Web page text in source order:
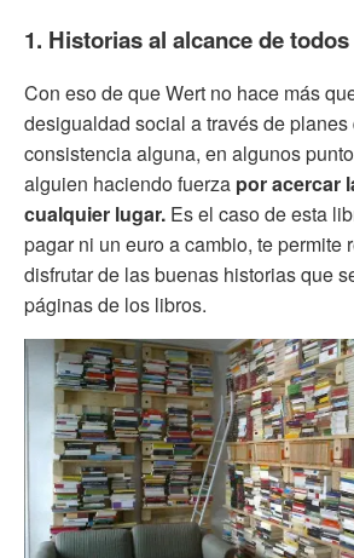
1. Historias al alcance de todos
Con eso de que Wert no hace más
desigualdad social a través de planes
consistencia alguna, en algunos
alguien haciendo fuerza por acercar
cualquier lugar. Es el caso de esta
pagar ni un euro a cambio, te permite
disfrutar de las buenas historias que
páginas de los libros.